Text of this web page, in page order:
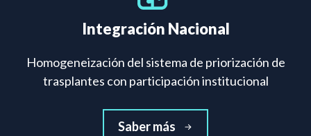
Integración Nacional
Homogeneización del sistema de priorización de
trasplantes con participación institucional
Saber más